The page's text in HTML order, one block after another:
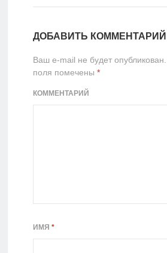
ДОБАВИТЬ КОММЕНТАРИЙ
Ваш e-mail не будет опубликован.
поля помечены *
КОММЕНТАРИЙ
ИМЯ *